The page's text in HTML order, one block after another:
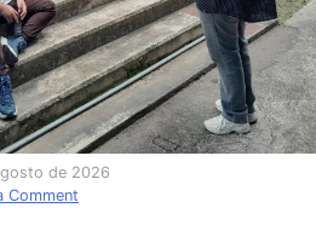
de 2026
Comment